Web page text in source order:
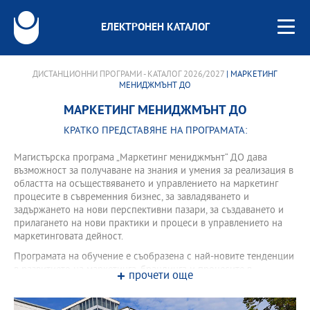
ЕЛЕКТРОНЕН КАТАЛОГ
ДИСТАНЦИОННИ ПРОГРАМИ - КАТАЛОГ 2026/2027 | МАРКЕТИНГ
МЕНИДЖМЪНТ ДО
МАРКЕТИНГ МЕНИДЖМЪНТ ДО
КРАТКО ПРЕДСТАВЯНЕ НА ПРОГРАМАТА:
Магистърска програма „Маркетинг мениджмънт“ ДО дава
възможност за получаване на знания и умения за реализация в
областта на осъществяването и управлението на маркетинг
процесите в съвременния бизнес, за завладяването и
задържането на нови перспективни пазари, за създаването и
прилагането на нови практики и процеси в управлението на
маркетинговата дейност.
Програмата на обучение е съобразена с най-новите тенденции
в развитието на маркетинга, брандинга и процесите в
управление на маркетинга. Програмата дава съвременни
познания за теорията и практиката на маркетинга и подготвя
прочети още